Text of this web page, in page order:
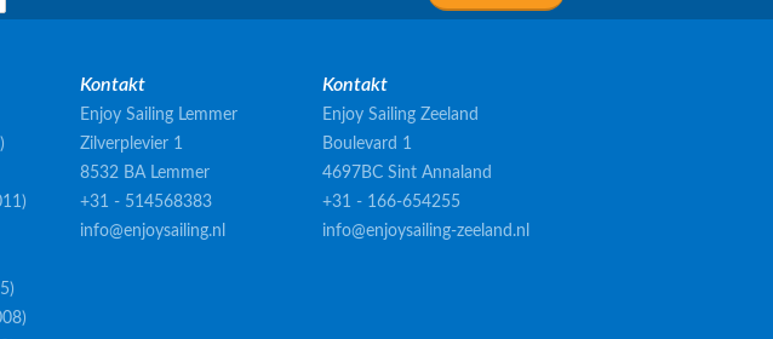
Kontakt
Enjoy Sailing Lemmer
Zilverplevier 1
8532 BA Lemmer
+31 - 514568383
info@enjoysailing.nl
Kontakt
Enjoy Sailing Zeeland
Boulevard 1
4697BC Sint Annaland
+31 - 166-654255
info@enjoysailing-zeeland.nl